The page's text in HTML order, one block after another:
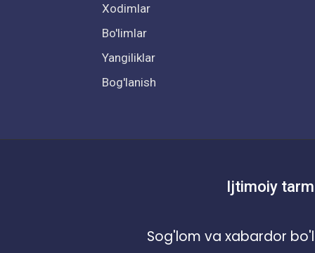
Xodimlar
Bo'limlar
Yangiliklar
Bog'lanish
Ijtimoiy
Sog'lom va xabardor